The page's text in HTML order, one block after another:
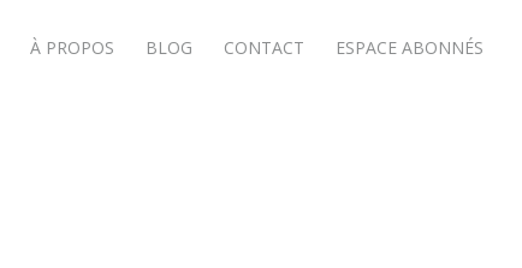
À PROPOS BLOG CONTACT ESPACE ABONNÉS